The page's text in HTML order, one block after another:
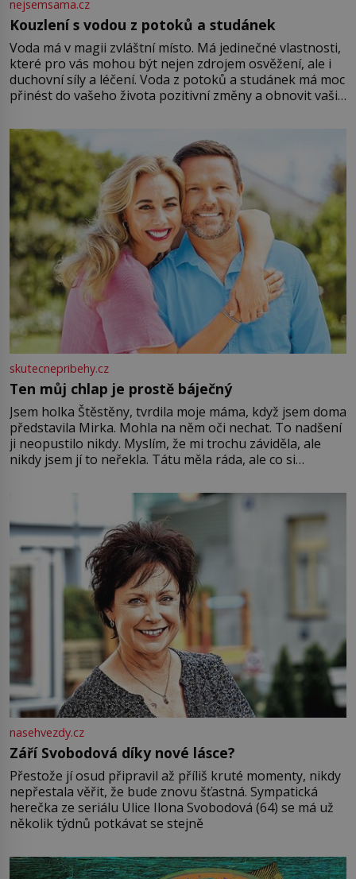
nejsemsama.cz
Kouzlení s vodou z potoků a studánek
Voda má v magii zvláštní místo. Má jedinečné vlastnosti,
které pro vás mohou být nejen zdrojem osvěžení, ale i
duchovní síly a léčení. Voda z potoků a studánek má moc
přinést do vašeho života pozitivní změny a obnovit vaši
můžete obohatit své rituály a přinést do svého života
větší harmonii a klid. Je důležité
skutecnepribehy.cz
Ten můj chlap je prostě báječný
Jsem holka Štěstěny, tvrdila moje máma, když jsem doma
představila Mirka. Mohla na něm oči nechat. To nadšení
ji neopustilo nikdy. Myslím, že mi trochu záviděla, ale
nikdy jsem jí to neřekla. Tátu měla ráda, ale co si
Jsme spolu moc rádi Tehdy byla jiná doba, když
nasehvezdy.cz
Září Svobodová díky nové lásce?
Přestože jí osud připravil až příliš kruté momenty, nikdy
nepřestala věřit, že bude znovu šťastná. Sympatická
herečka ze seriálu Ulice Ilona Svobodová (64) se má už
několik týdnů potkávat se stejně